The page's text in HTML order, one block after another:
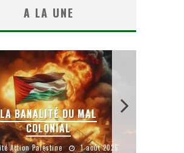
A LA UNE
LA BANALITÉ DU MAL
COLONIAL
Action Palestine 1 août 2026